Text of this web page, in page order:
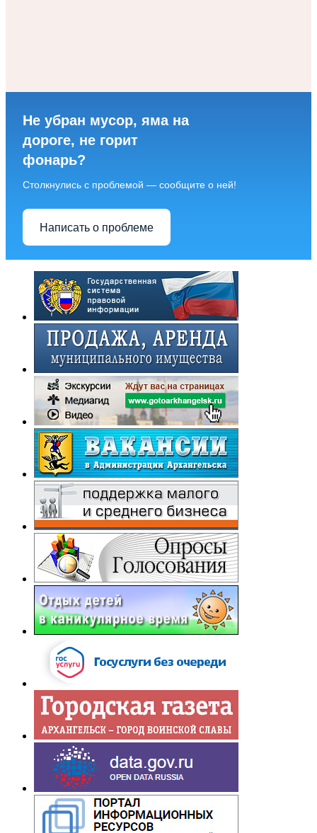
Не убран мусор, яма на
дороге, не горит
фонарь?
Столкнулись с проблемой — сообщите о ней!
Написать о проблеме